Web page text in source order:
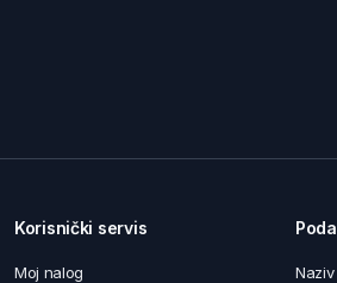
Korisnički servis
Moj nalog
Naziv